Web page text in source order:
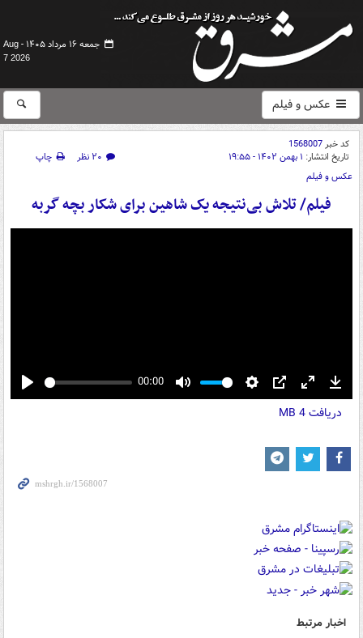
جمعه ۱۶ مرداد ۱۴۰۵ -
Aug
7 2026
عکس و فیلم
کد خبر1568007
تاریخ انتشار: ۱ بهمن ۱۴۰۲ - ۱۹:۵۵ ۲۰ نظر
چاپ
عکس و فیلم
فیلم/ تلاش بی‌نتیجه یک شاهین برای شکار بچه‌ گربه
Play
00:00
Mute Settings
PIP Enter
fullscreen
دریافت4 MB
اخبار مرتبط